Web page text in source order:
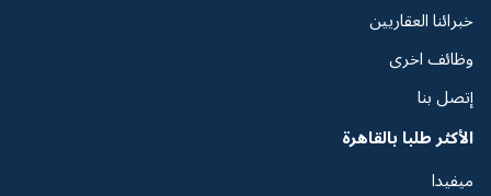
خبرائنا العقاريين
وظائف اخرى
إتصل بنا
الأكثر طلبا بالقاهرة
ميفيدا